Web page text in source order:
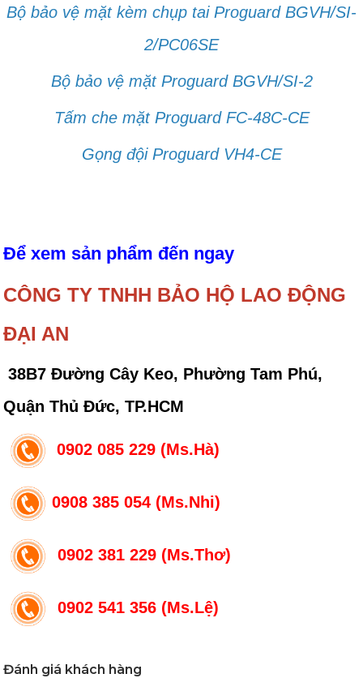
Bộ bảo vệ mặt kèm chụp tai Proguard BGVH/SI-
2/PC06SE
Bộ bảo vệ mặt Proguard BGVH/SI-2
Tấm che mặt Proguard FC-48C-CE
Gọng đội Proguard VH4-CE
Để xem sản phẩm đến ngay
CÔNG TY TNHH BẢO HỘ LAO ĐỘNG
ĐẠI AN
38B7 Đường Cây Keo, Phường Tam Phú,
Quận Thủ Đức, TP.HCM
0902 085 229 (Ms.Hà)
0908 385 054 (Ms.Nhi)
0902 381 229 (Ms.Thơ)
0902 541 356 (Ms.Lệ)
Đánh giá khách hàng